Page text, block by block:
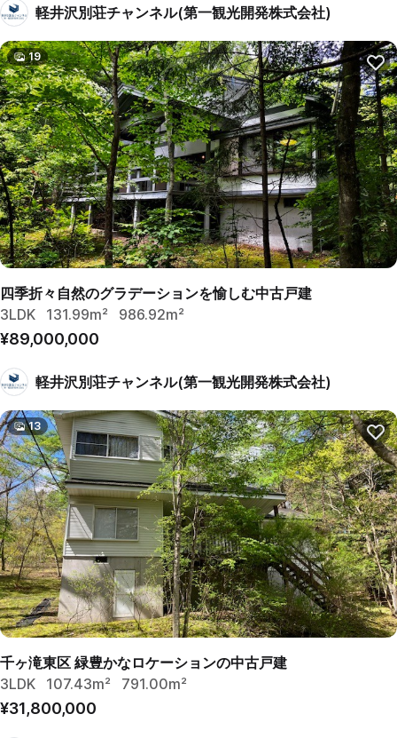
軽井沢別荘チャンネル(第一観光開発株式会社)
19
四季折々自然のグラデーションを愉しむ中古戸建
3LDK
131.99m² 986.92m²
¥89,000,000
軽井沢別荘チャンネル(第一観光開発株式会社)
13
千ヶ滝東区 緑豊かなロケーションの中古戸建
3LDK
107.43m² 791.00m²
¥31,800,000